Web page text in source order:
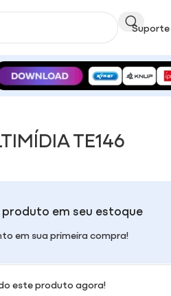
Suporte
TE146
em seu estoque
em sua primeira compra!
este produto agora!